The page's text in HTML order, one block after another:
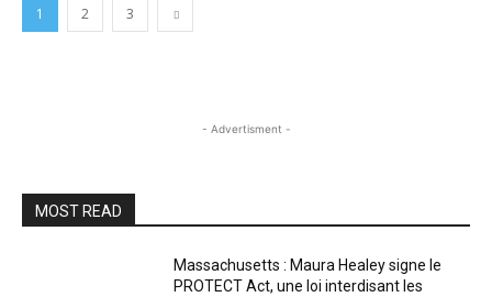
1 2 3
- Advertisment -
MOST READ
Massachusetts : Maura Healey signe le
PROTECT Act, une loi interdisant les